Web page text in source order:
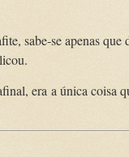
sabe-se apenas
era a única coisa